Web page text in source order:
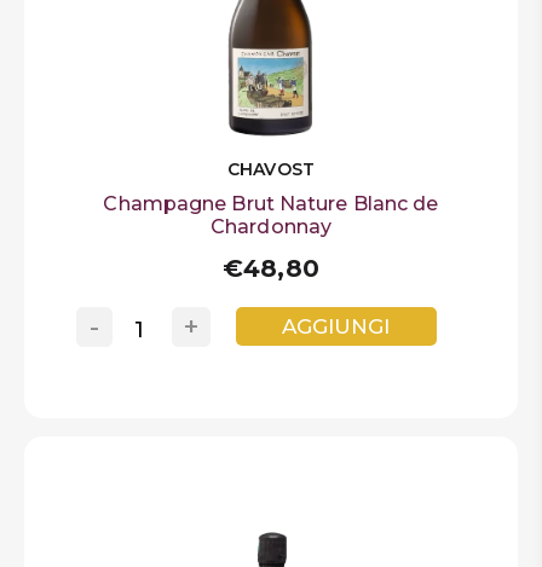
CHAVOST
Champagne Brut Nature Blanc de
Chardonnay
€48,80
+
- AGGIUNGI